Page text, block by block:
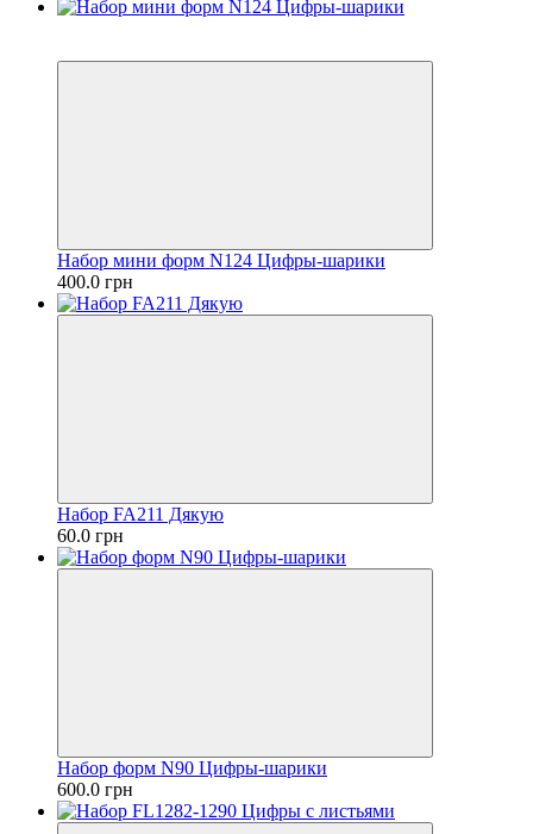
Набор мини форм N124 Цифры-шарики
400.0 грн
Набор FA211 Дякую
60.0 грн
Набор форм N90 Цифры-шарики
600.0 грн